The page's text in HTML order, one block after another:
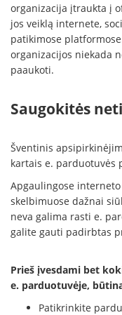
organizacija įtraukta į
jos veiklą internete,
patikimose
organizacijos niekada
paaukoti.
Saugokitės
Šventinis
kartais e. parduotuvės
Apgaulingose
skelbimuose dažnai
neva galima rasti e.
galite gauti padirbtas
Prieš įvesdami bet
e. parduotuvėje,
Patikrinkite